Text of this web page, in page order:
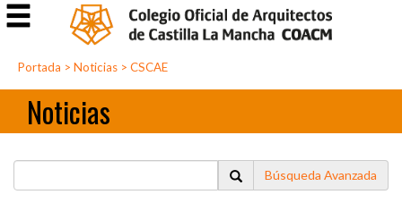
Portada > Noticias > CSCAE
Noticias
Búsqueda Avanzada